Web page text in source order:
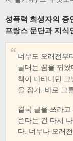
성폭력 희생자의 증
프랑스 문단과 지식
너무도 오래전부
글대는 꿈을 꿔
책이 나타나던
을 잡기. 바로 그
결국 글을 쓰라
쓴다는 건 다시
다. 너무나 오래